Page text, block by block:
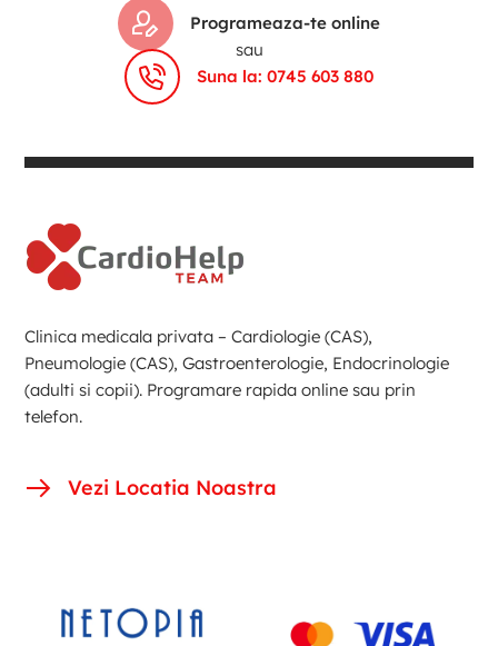
Programeaza-te online
sau
Suna la: 0745 603 880
Clinica medicala privata – Cardiologie (CAS),
Pneumologie (CAS), Gastroenterologie, Endocrinologie
(adulti si copii). Programare rapida online sau prin
telefon.
Vezi Locatia Noastra